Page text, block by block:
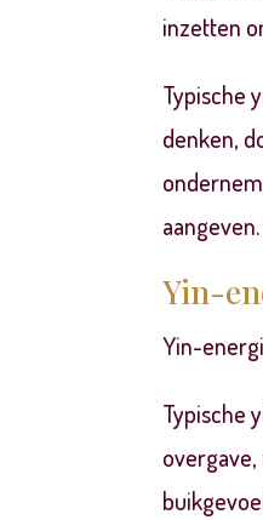
inzetten
Typische
denken,
Yin-
Yin-
Typische